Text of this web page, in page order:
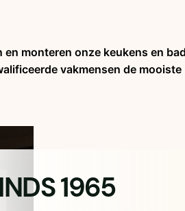
monteren onze keukens en
vakmensen de
1965